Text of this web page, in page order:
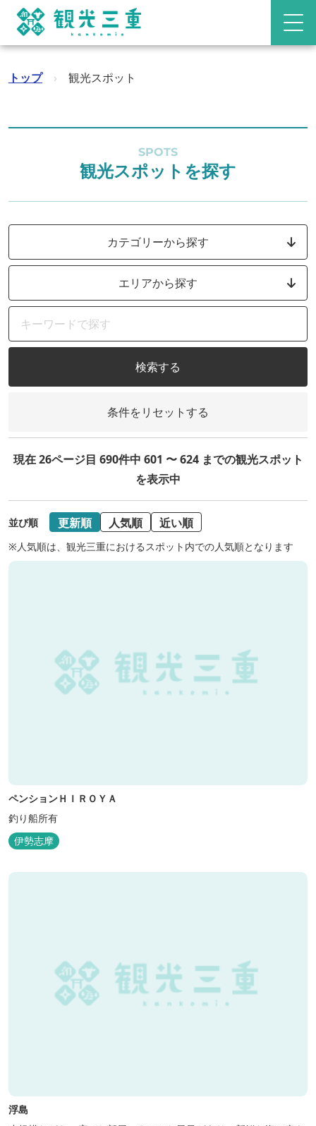
トップ › 観光スポット
SPOTS
観光スポットを探す
カテゴリーから探す
エリアから探す
検索する
条件をリセットする
現在 26ページ目 690件中 601 〜 624 までの観光スポット
を表示中
並び順 更新順 人気順 近い順
※人気順は、観光三重におけるスポット内での人気順となります
ペンションＨＩＲＯＹＡ
釣り船所有
伊勢志摩
浮島